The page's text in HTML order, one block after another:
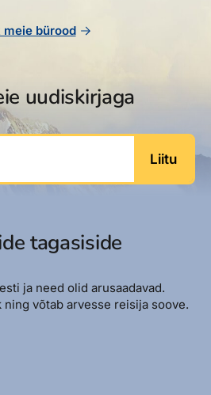
meie bürood
uudiskirjaga
Liitu
tagasiside
ja need olid arusaadavad.
ning võtab arvesse reisija soove.